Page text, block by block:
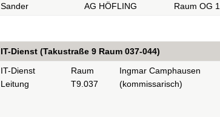
Sander
AG HÖFLING
Raum OG
IT-Dienst (Takustraße 9 Raum 037-044)
IT-Dienst
Leitung
Raum
T9.037
Ingmar Camphausen
(kommissarisch)